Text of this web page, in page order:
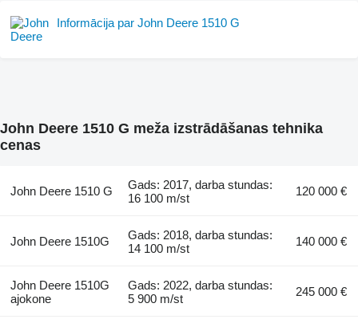
Informācija par John Deere 1510 G
John Deere 1510 G meža izstrādāšanas tehnika
cenas
John Deere 1510 G
Gads: 2017, darba stundas:
16 100 m/st
120 000 €
John Deere 1510G
Gads: 2018, darba stundas:
14 100 m/st
140 000 €
John Deere 1510G
ajokone
Gads: 2022, darba stundas:
5 900 m/st
245 000 €